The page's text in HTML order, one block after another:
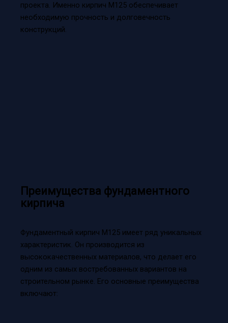
проекта. Именно кирпич М125 обеспечивает
необходимую прочность и долговечность
конструкций.
Преимущества фундаментного
кирпича
Фундаментный кирпич М125 имеет ряд уникальных
характеристик. Он производится из
высококачественных материалов, что делает его
одним из самых востребованных вариантов на
строительном рынке. Его основные преимущества
включают: